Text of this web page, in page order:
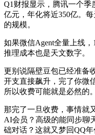
Q1财报显示，腾讯一个
亿元，年化将近350亿。
的规模。
如果微信Agent全量上线
推理成本也是天文数字。
更别说隔壁豆包已经准备
开支直接飙升，完了你微
所以收费可能就是必然的。
那完了一旦收费，事情就
AI会员？高级的能同步聊
础对话？这就又梦回QQ